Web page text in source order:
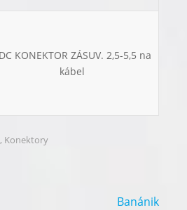
DC KONEKTOR ZÁSUV. 2,5-5,5 na
kábel
, Konektory
Banánik